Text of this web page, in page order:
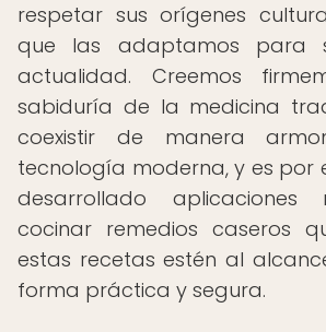
respetar sus orígenes
que las adaptamos para
actualidad. Creemos
sabiduría de la medicina
coexistir de manera
tecnología moderna, y es por
desarrollado aplicaciones
cocinar remedios caseros
estas recetas estén al
forma práctica y segura.